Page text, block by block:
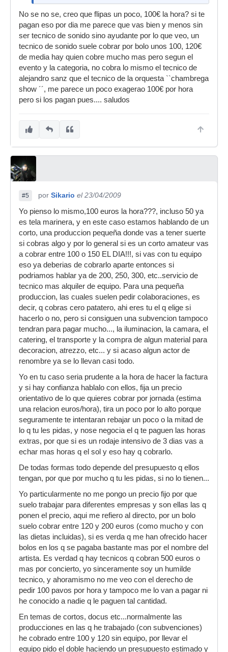
No se no se, creo que flipas un poco, 100€ la hora? si te
pagan eso por dia me parece que vas bien y menos sin
ser tecnico de sonido sino ayudante por lo que veo, un
tecnico de sonido suele cobrar por bolo unos 100, 120€
de media hay quien cobre mucho mas pero segun el
evento y la categoria, no cobra lo mismo el tecnico de
alejandro sanz que el tecnico de la orquesta ``chambrega
show ´´, me parece un poco exagerao 100€ por hora
pero si los pagan pues.... saludos
#5 por Sikario el 23/04/2009
Yo pienso lo mismo,100 euros la hora???, incluso 50 ya
es tela marinera, y en este caso estamos hablando de un
corto, una produccion pequeña donde vas a tener suerte
si cobras algo y por lo general si es un corto amateur vas
a cobrar entre 100 o 150 EL DIA!!!, si vas con tu equipo
eso ya deberias de cobrarlo aparte entonces si
podriamos hablar ya de 200, 250, 300, etc..servicio de
tecnico mas alquiler de equipo. Para una pequeña
produccion, las cuales suelen pedir colaboraciones, es
decir, q cobras cero patatero, ahi eres tu el q elige si
hacerlo o no, pero si consiguen una subvencion tampoco
tendran para pagar mucho..., la iluminacion, la camara, el
catering, el transporte y la compra de algun material para
decoracion, atrezzo, etc... y si acaso algun actor de
renombre ya se lo llevan casi todo.
Yo en tu caso seria prudente a la hora de hacer la factura
y si hay confianza hablalo con ellos, fija un precio
orientativo de lo que quieres cobrar por jornada (estima
una relacion euros/hora), tira un poco por lo alto porque
seguramente te intentaran rebajar un poco o la mitad de
lo q tu les pidas, y nose negocia el q te paguen las horas
extras, por que si es un rodaje intensivo de 3 dias vas a
echar mas horas q el sol y eso hay q cobrarlo.
De todas formas todo depende del presupuesto q ellos
tengan, por que por mucho q tu les pidas, si no lo tienen...
Yo particularmente no me pongo un precio fijo por que
suelo trabajar para diferentes empresas y son ellas las q
ponen el precio, aqui me refiero al directo, por un bolo
suelo cobrar entre 120 y 200 euros (como mucho y con
las dietas incluidas), si es verda q me han ofrecido hacer
bolos en los q se pagaba bastante mas por el nombre del
artista. Es verdad q hay tecnicos q cobran 500 euros o
mas por concierto, yo sinceramente soy un humilde
tecnico, y ahoramismo no me veo con el derecho de
pedir 100 pavos por hora y tampoco me lo van a pagar ni
he conocido a nadie q le paguen tal cantidad.
En temas de cortos, docus etc...normalmente las
producciones en las q he trabajado (con subvenciones)
he cobrado entre 100 y 120 sin equipo, por llevar el
equipo pido el doble haciendo un presupuesto estimado y